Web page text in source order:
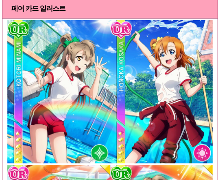
페어 카드 일러스트